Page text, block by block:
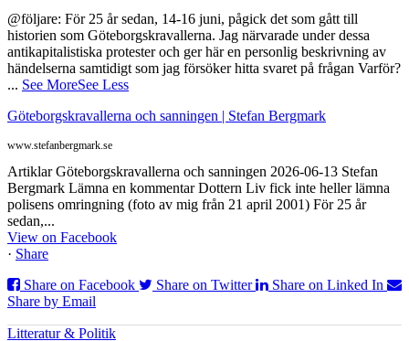
@följare: För 25 år sedan, 14-16 juni, pågick det som gått till
historien som Göteborgskravallerna. Jag närvarade under dessa
antikapitalistiska protester och ger här en personlig beskrivning av
händelserna samtidigt som jag försöker hitta svaret på frågan Varför?
... See MoreSee Less
Göteborgskravallerna och sanningen | Stefan Bergmark
www.stefanbergmark.se
Artiklar Göteborgskravallerna och sanningen 2026-06-13 Stefan
Bergmark Lämna en kommentar Dottern Liv fick inte heller lämna
polisens omringning (foto av mig från 21 april 2001) För 25 år
sedan,...
View on Facebook
· Share
Share on Facebook
Share on Twitter
Share on Linked In
Share by Email
Litteratur & Politik